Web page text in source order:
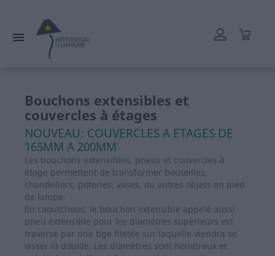
L'atelier reste ouvert tout l'été mais les délais de livraison

Bouchons extensibles et
couvercles à étages
NOUVEAU: COUVERCLES A ETAGES DE
165MM A 200MM
Les bouchons extensibles, pneus et couvercles à
étage permettent de transformer bouteilles,
chandeliers, poteries, vases, ou autres objets en pied
de lampe.
En caoutchouc, le bouchon extensible appelé aussi
pneu extensible pour les diamètres supérieurs est
traversé par une tige filetée sur laquelle viendra se
visser la douille. Les diamètres sont nombreux et